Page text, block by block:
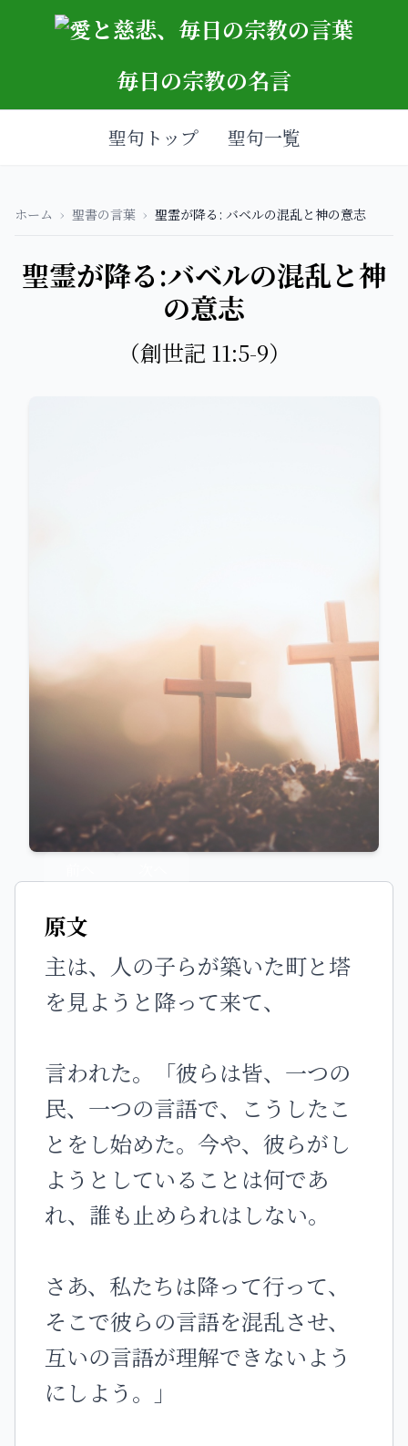
毎日の宗教の名言
聖句トップ 聖句一覧
ホーム › 聖書の言葉 › 聖霊が降る: バベルの混乱と神の意志
聖霊が降る:バベルの混乱と神
の意志
（創世記 11:5-9）
原文
主は、人の子らが築いた町と塔
を見ようと降って来て、
言われた。「彼らは皆、一つの
民、一つの言語で、こうしたこ
とをし始めた。今や、彼らがし
ようとしていることは何であ
れ、誰も止められはしない。
さあ、私たちは降って行って、
そこで彼らの言語を混乱させ、
互いの言語が理解できないよう
にしよう。」